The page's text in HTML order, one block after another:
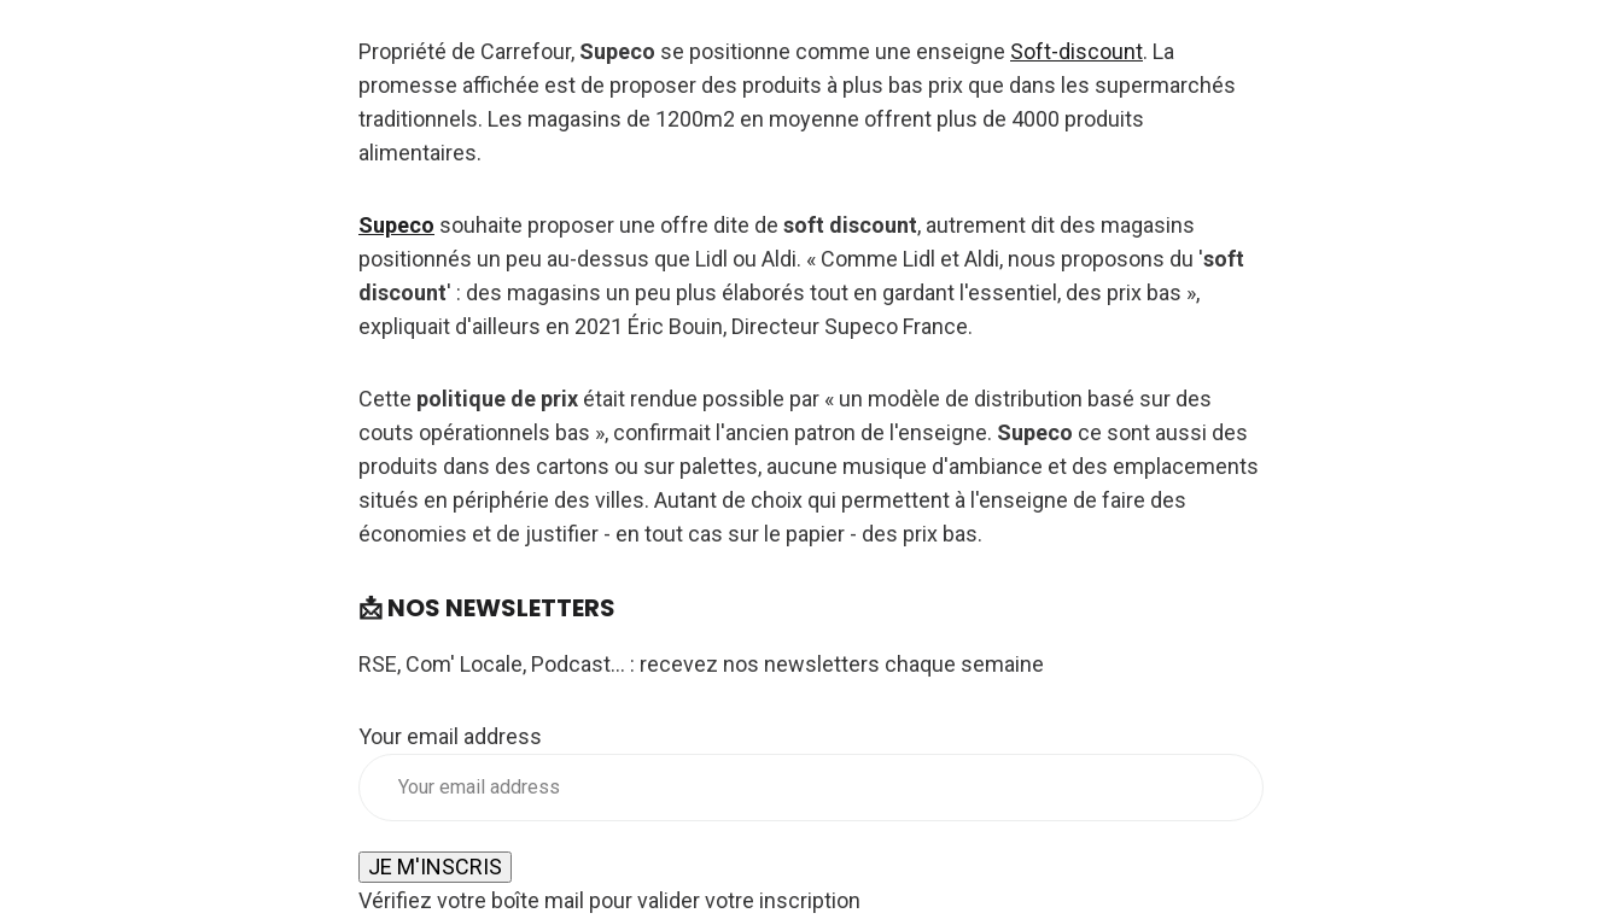
Propriété de Carrefour, Supeco se positionne comme une enseigne Soft-discount. La
promesse affichée est de proposer des produits à plus bas prix que dans les supermarchés
traditionnels. Les magasins de 1200m2 en moyenne offrent plus de 4000 produits
alimentaires.
Supeco souhaite proposer une offre dite de soft discount, autrement dit des magasins
positionnés un peu au-dessus que Lidl ou Aldi. « Comme Lidl et Aldi, nous proposons du 'soft
discount' : des magasins un peu plus élaborés tout en gardant l'essentiel, des prix bas »,
expliquait d'ailleurs en 2021 Éric Bouin, Directeur Supeco France.
Cette politique de prix était rendue possible par « un modèle de distribution basé sur des
couts opérationnels bas », confirmait l'ancien patron de l'enseigne. Supeco ce sont aussi des
produits dans des cartons ou sur palettes, aucune musique d'ambiance et des emplacements
situés en périphérie des villes. Autant de choix qui permettent à l'enseigne de faire des
économies et de justifier - en tout cas sur le papier - des prix bas.
📩 NOS NEWSLETTERS
RSE, Com' Locale, Podcast... : recevez nos newsletters chaque semaine
Your email address
JE M'INSCRIS
Vérifiez votre boîte mail pour valider votre inscription